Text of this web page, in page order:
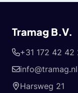
Tramag B.V.
+31 172 42 42
info@tramag.nl
Harsweg 21